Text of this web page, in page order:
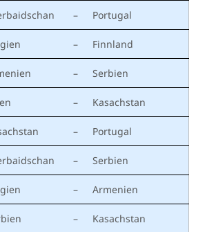
– Portugal
– Finnland
– Serbien
– Kasachstan
– Portugal
– Serbien
– Armenien
– Kasachstan